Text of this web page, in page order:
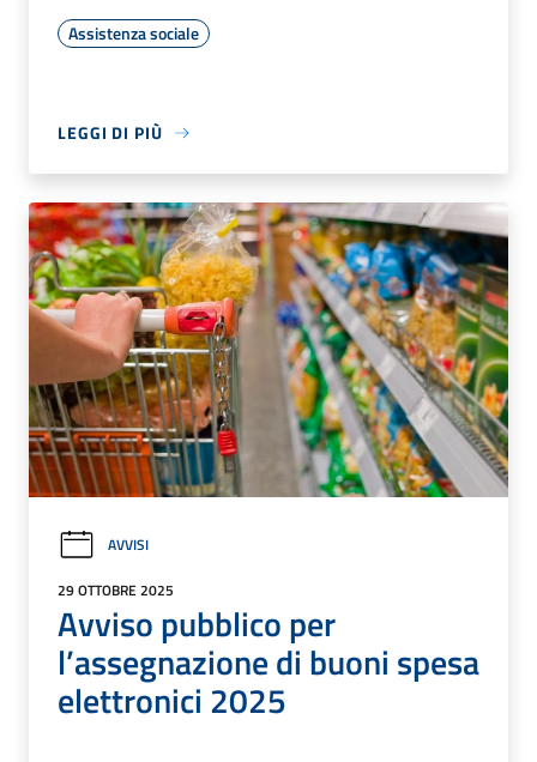
Assistenza sociale
LEGGI DI PIÙ
AVVISI
29 OTTOBRE 2025
Avviso pubblico per
l’assegnazione di buoni spesa
elettronici 2025